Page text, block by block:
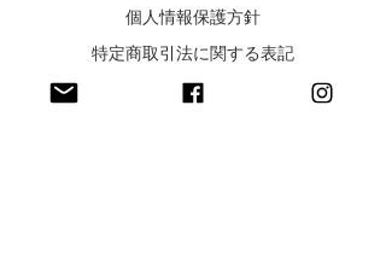
個人情報保護方針
特定商取引法に関する表記
​利用規約